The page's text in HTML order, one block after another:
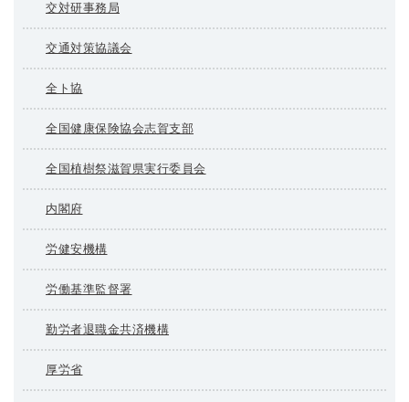
交対研事務局
交通対策協議会
全ト協
全国健康保険協会志賀支部
全国植樹祭滋賀県実行委員会
内閣府
労健安機構
労働基準監督署
勤労者退職金共済機構
厚労省